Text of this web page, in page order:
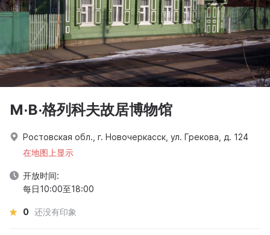
M·B·格列科夫故居博物馆
Ростовская обл., г. Новочеркасск, ул. Грекова, д. 124
在地图上显示
开放时间:
每日10:00至18:00
0 还没有印象